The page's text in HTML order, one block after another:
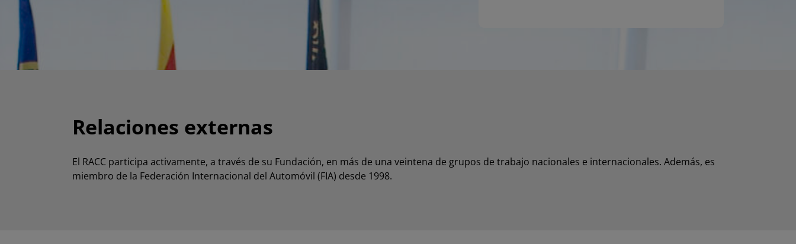
Relaciones externas
El RACC participa activamente, a través de su Fundación, en más de una veintena de grupos de trabajo nacionales e internacionales. Además, es
miembro de la Federación Internacional del Automóvil (FIA) desde 1998.